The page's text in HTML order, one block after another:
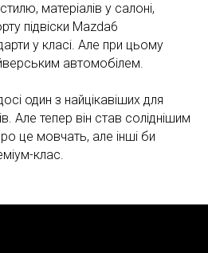
матеріалів у салоні,
підвіски Mazda6
у класі. Але при цьому
автомобілем.
один з найцікавіших для
Але тепер він став соліднішим
це мовчать, але інші би
клас.